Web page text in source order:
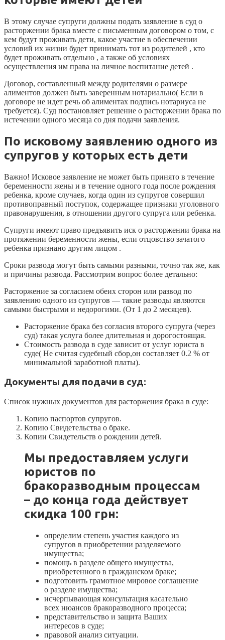
В этому случае супруги должны подать заявление в суд о
расторжении брака вместе с письменным договором о том, с
кем будут проживать дети, какое участие в обеспечении
условий их жизни будет принимать тот из родителей , кто
будет проживать отдельно , а также об условиях
осуществления им права на личное воспитание детей .
Договор, составленный между родителями о размере
алиментов должен быть заверенным нотариально( Если в
договоре не идет речь об алиментах подпись нотариуса не
требуется). Суд постановляет решение о расторжении брака по
истечении одного месяца со дня подачи заявления.
По исковому заявлению одного из
супругов у которых есть дети
Важно! Исковое заявление не может быть принято в течение
беременности жены и в течение одного года после рождения
ребенка, кроме случаев, когда один из супругов совершил
противоправный поступок, содержащее признаки уголовного
правонарушения, в отношении другого супруга или ребенка.
Супруги имеют право предъявить иск о расторжении брака на
протяжении беременности жены, если отцовство зачатого
ребенка признано другим лицом .
Сроки развода могут быть самыми разными, точно так же, как
и причины развода. Рассмотрим вопрос более детально:
Расторжение за согласием обеих сторон или развод по
заявлению одного из супругов — такие разводы являются
самыми быстрыми и недорогими. (От 1 до 2 месяцев).
Расторжение брака без согласия второго супруга (через
суд) такая услуга более длительная и дорогостоящая.
Стоимость развода в суде зависит от услуг юриста в
суде( Не считая судебный сбор,он составляет 0.2 % от
минимальной заработной платы).
Документы для подачи в суд:
Список нужных документов для расторжения брака в суде:
Копию паспортов супругов.
Копию Свидетельства о браке.
Копии Свидетельств о рождении детей.
Мы предоставляем услуги
юристов по
бракоразводным процессам
– до конца года действует
скидка 100 грн:
определим степень участия каждого из
супругов в приобретении разделяемого
имущества;
помощь в разделе общего имущества,
приобретенного в гражданском браке;
подготовить грамотное мировое соглашение
о разделе имущества;
исчерпывающая консультация касательно
всех нюансов бракоразводного процесса;
представительство и защита Ваших
интересов в суде;
правовой анализ ситуации.